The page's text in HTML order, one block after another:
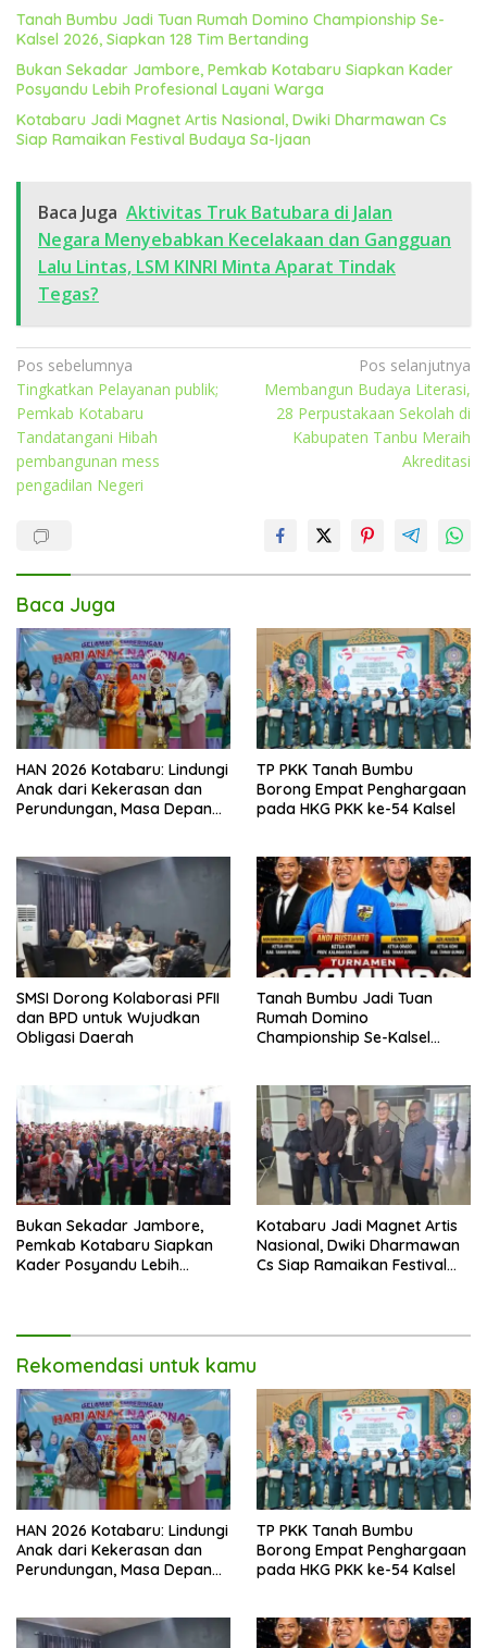
Tanah Bumbu Jadi Tuan Rumah Domino Championship Se-
Kalsel 2026, Siapkan 128 Tim Bertanding
Bukan Sekadar Jambore, Pemkab Kotabaru Siapkan Kader
Posyandu Lebih Profesional Layani Warga
Kotabaru Jadi Magnet Artis Nasional, Dwiki Dharmawan Cs
Siap Ramaikan Festival Budaya Sa-Ijaan
Baca Juga Aktivitas Truk Batubara di Jalan
Negara Menyebabkan Kecelakaan dan Gangguan
Lalu Lintas, LSM KINRI Minta Aparat Tindak
Tegas?
Navigasi
pos
Pos sebelumnya
Tingkatkan Pelayanan publik;
Pemkab Kotabaru
Tandatangani Hibah
pembangunan mess
pengadilan Negeri
Pos selanjutnya
Membangun Budaya Literasi,
28 Perpustakaan Sekolah di
Kabupaten Tanbu Meraih
Akreditasi
Baca Juga
HAN 2026 Kotabaru: Lindungi
Anak dari Kekerasan dan
Perundungan, Masa Depan
TP PKK Tanah Bumbu
Borong Empat Penghargaan
pada HKG PKK ke-54 Kalsel
SMSI Dorong Kolaborasi PFII
dan BPD untuk Wujudkan
Obligasi Daerah
Tanah Bumbu Jadi Tuan
Rumah Domino
Championship Se-Kalsel
Bukan Sekadar Jambore,
Pemkab Kotabaru Siapkan
Kader Posyandu Lebih
Kotabaru Jadi Magnet Artis
Nasional, Dwiki Dharmawan
Cs Siap Ramaikan Festival
Rekomendasi untuk kamu
HAN 2026 Kotabaru: Lindungi
Anak dari Kekerasan dan
Perundungan, Masa Depan
TP PKK Tanah Bumbu
Borong Empat Penghargaan
pada HKG PKK ke-54 Kalsel